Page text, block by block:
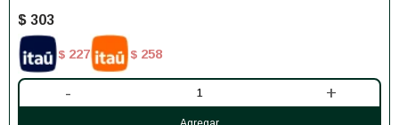
$ 303
$ 227 $ 258
- +